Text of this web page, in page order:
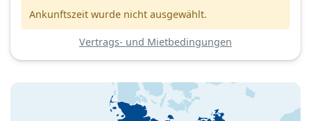
Ankunftszeit wurde nicht ausgewählt.
Vertrags- und Mietbedingungen